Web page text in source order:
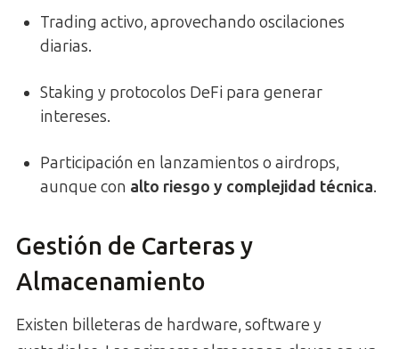
Trading activo, aprovechando oscilaciones
diarias.
Staking y protocolos DeFi para generar
intereses.
Participación en lanzamientos o airdrops,
aunque con alto riesgo y complejidad técnica.
Gestión de Carteras y
Almacenamiento
Existen billeteras de hardware, software y